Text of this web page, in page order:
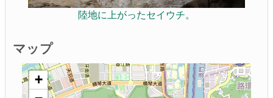
陸地に上がったセイウチ。
マップ
+